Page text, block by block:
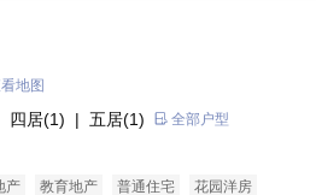
地图
四居(1) | 五居(1) 全部户型
产 教育地产 普通住宅 花园洋房